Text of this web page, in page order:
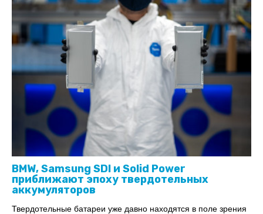
BMW, Samsung SDI и Solid Power
приближают эпоху твердотельных
аккумуляторов
Твердотельные батареи уже давно находятся в поле зрения